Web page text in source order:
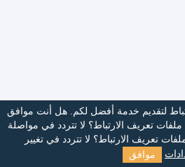
لتقديم خدمة أفضل لكم. هل أنت موافق
تعريف الارتباط؟ لا تتردد في مواصلة
تعريف الارتباط؟ لا تتردد في تغيير
موافق